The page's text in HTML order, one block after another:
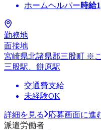
ホームヘルパー時給
勤務地
面接地
宮崎県北諸県郡三股町 ※
三股駅、餅原駅
交通費支給
未経験OK
詳細を見る
応募画面に進
派遣労働者